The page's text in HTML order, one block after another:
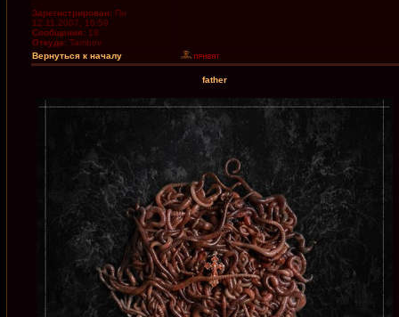
Зарегистрирован: Пн
12.11.2007, 16:59
Сообщения: 18
Откуда: Tambov
Вернуться к началу
father